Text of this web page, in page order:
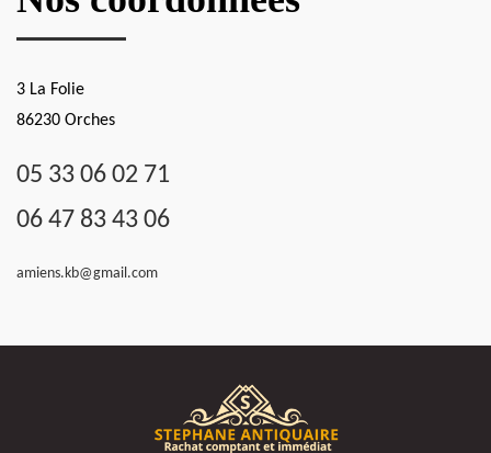
3 La Folie
86230 Orches
05 33 06 02 71
06 47 83 43 06
amiens.kb@gmail.com